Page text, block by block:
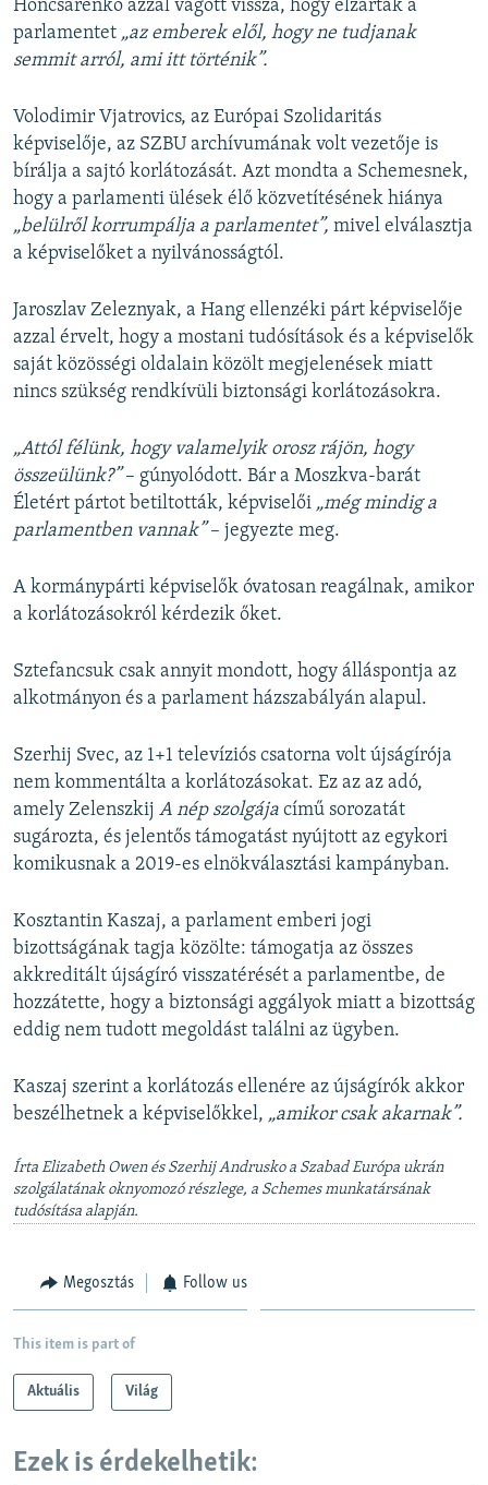
Honcsarenko azzal vágott vissza, hogy elzárták a
parlamentet „az emberek elől, hogy ne tudjanak
semmit arról, ami itt történik”.
Volodimir Vjatrovics, az Európai Szolidaritás
képviselője, az SZBU archívumának volt vezetője is
bírálja a sajtó korlátozását. Azt mondta a Schemesnek,
hogy a parlamenti ülések élő közvetítésének hiánya
„belülről korrumpálja a parlamentet”, mivel elválasztja
a képviselőket a nyilvánosságtól.
Jaroszlav Zeleznyak, a Hang ellenzéki párt képviselője
azzal érvelt, hogy a mostani tudósítások és a képviselők
saját közösségi oldalain közölt megjelenések miatt
nincs szükség rendkívüli biztonsági korlátozásokra.
„Attól félünk, hogy valamelyik orosz rájön, hogy
összeülünk?”– gúnyolódott. Bár a Moszkva-barát
Életért pártot betiltották, képviselői „még mindig a
parlamentben vannak”– jegyezte meg.
A kormánypárti képviselők óvatosan reagálnak, amikor
a korlátozásokról kérdezik őket.
Sztefancsuk csak annyit mondott, hogy álláspontja az
alkotmányon és a parlament házszabályán alapul.
Szerhij Svec, az 1+1 televíziós csatorna volt újságírója
nem kommentálta a korlátozásokat. Ez az az adó,
amely Zelenszkij A nép szolgája című sorozatát
sugározta, és jelentős támogatást nyújtott az egykori
komikusnak a 2019-es elnökválasztási kampányban.
Kosztantin Kaszaj, a parlament emberi jogi
bizottságának tagja közölte: támogatja az összes
akkreditált újságíró visszatérését a parlamentbe, de
hozzátette, hogy a biztonsági aggályok miatt a bizottság
eddig nem tudott megoldást találni az ügyben.
Kaszaj szerint a korlátozás ellenére az újságírók akkor
beszélhetnek a képviselőkkel, „amikor csak akarnak”.
Írta Elizabeth Owen és Szerhij Andrusko a Szabad Európa ukrán
szolgálatának oknyomozó részlege, a Schemes munkatársának
tudósítása alapján.
Megosztás Follow us
This item is part of
Aktuális Világ
Ezek is érdekelhetik: